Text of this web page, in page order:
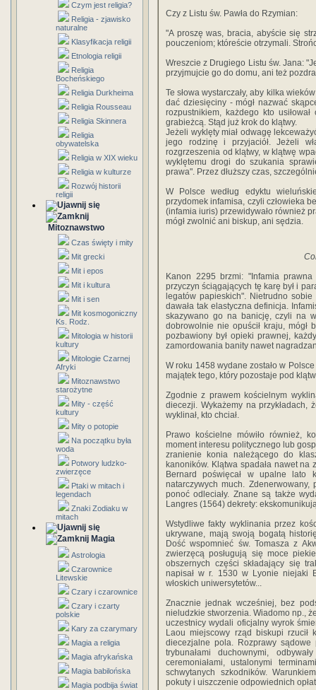
Czym jest religia?
Religia - zjawisko
naturalne
Klasyfikacja religii
Etnologia religii
Religia
Bocheńskiego
Religia Durkheima
Religia Rousseau
Religia Skinnera
Religia
obywatelska
Religia w XIX wieku
Religia w kulturze
Rozwój historii
religii
Mitoznawstwo
Czas święty i mity
Mit grecki
Mit i epos
Mit i kultura
Mit i sen
Mit kosmogoniczny
Ks. Rodz.
Mitologia w historii
kultury
Mitologie Czarnej
Afryki
Mitoznawstwo
starożytne
Mity - część
kultury
Mity o potopie
Na początku była
woda
Potwory ludzko-
zwierzęce
Ptaki w mitach i
legendach
Znaki Zodiaku w
mitach
Magia
Astrologia
Czarownice
Litewskie
Czary i czarownice
Czary i czarty
polskie
Kary za czarymary
Magia a religia
Magia afrykańska
Magia babilońska
Magia podbija świat
Czy z Listu św. Pawła do Rzymian:
"A proszę was, bracia, abyście się
pouczeniom; któreście otrzymali.
Wreszcie z Drugiego Listu św. Jana:
przyjmujcie go do domu, ani też
Te słowa wystarczały, aby kilka
dać dziesięciny - mógł nazwać
rozpustnikiem, każdego kto
grabieżcą. Stąd już krok do klątwy.
Jeżeli wyklęty miał odwagę
jego rodzinę i przyjaciół. Jeżeli
rozgrzeszenia od klątwy, w klątwę
wyklętemu drogi do szukania
prawa". Przez dłuższy czas,
W Polsce według edyktu
przydomek infamisa, czyli człowieka
(infamia iuris) przewidywało również
mógł zwolnić ani biskup, ani sędzia.
Kanon 2295 brzmi: "Infamia
przyczyn ściągających tę karę był i
legatów papieskich". Nietrudno
dawała tak elastyczna definicja.
skazywano go na banicję, czyli na
dobrowolnie nie opuścił kraju, mógł
pozbawiony był opieki prawnej,
zamordowania banity nawet
W roku 1458 wydane zostało w
majątek tego, który pozostaje pod
Zgodnie z prawem kościelnym
diecezji. Wykażemy na przykładach,
wyklinał, kto chciał.
Prawo kościelne mówiło również,
moment interesu politycznego lub
zranienie konia należącego do
kanoników. Klątwa spadała nawet
Bernard poświęcał w upalne lato
natarczywych much. Zdenerwowany,
ponoć odleciały. Znane są także
Langres (1564) dekrety:
Wstydliwe fakty wyklinania przez
ukrywane, mają swoją bogatą
Dość wspomnieć św. Tomasza z
zwierzęcą posługują się moce
obszernych części składający się
napisał w r. 1530 w Lyonie niejaki
włoskich uniwersytetów...
Znacznie jednak wcześniej, bez
nieludzkie stworzenia. Wiadomo np.,
uczestnicy wydali oficjalny wyrok
Laou miejscowy rząd biskupi rzucił
diecezjalne pola. Rozprawy
trybunałami duchownymi,
ceremoniałami, ustalonymi
schwytanych szkodników.
pokuty i uiszczenie odpowiednich